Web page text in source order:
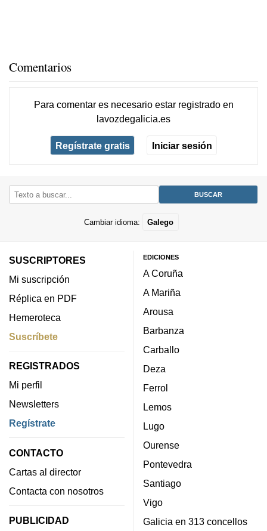
Comentarios
Para comentar es necesario estar registradoen
lavozdegalicia.es
Regístrate gratis Iniciar sesión
Cambiar idioma: Galego
SUSCRIPTORES
Mi suscripción
Réplica en PDF
Hemeroteca
Suscríbete
REGISTRADOS
Mi perfil
Newsletters
Regístrate
CONTACTO
Cartas al director
Contacta con nosotros
PUBLICIDAD
EDICIONES
A Coruña
A Mariña
Arousa
Barbanza
Carballo
Deza
Ferrol
Lemos
Lugo
Ourense
Pontevedra
Santiago
Vigo
Galicia en 313 concellos